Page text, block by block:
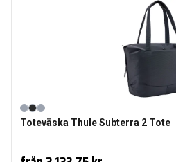
Toteväska Thule Subterra 2 Tote